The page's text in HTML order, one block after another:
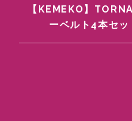
【KEMEKO】
ーベルト4本セッ